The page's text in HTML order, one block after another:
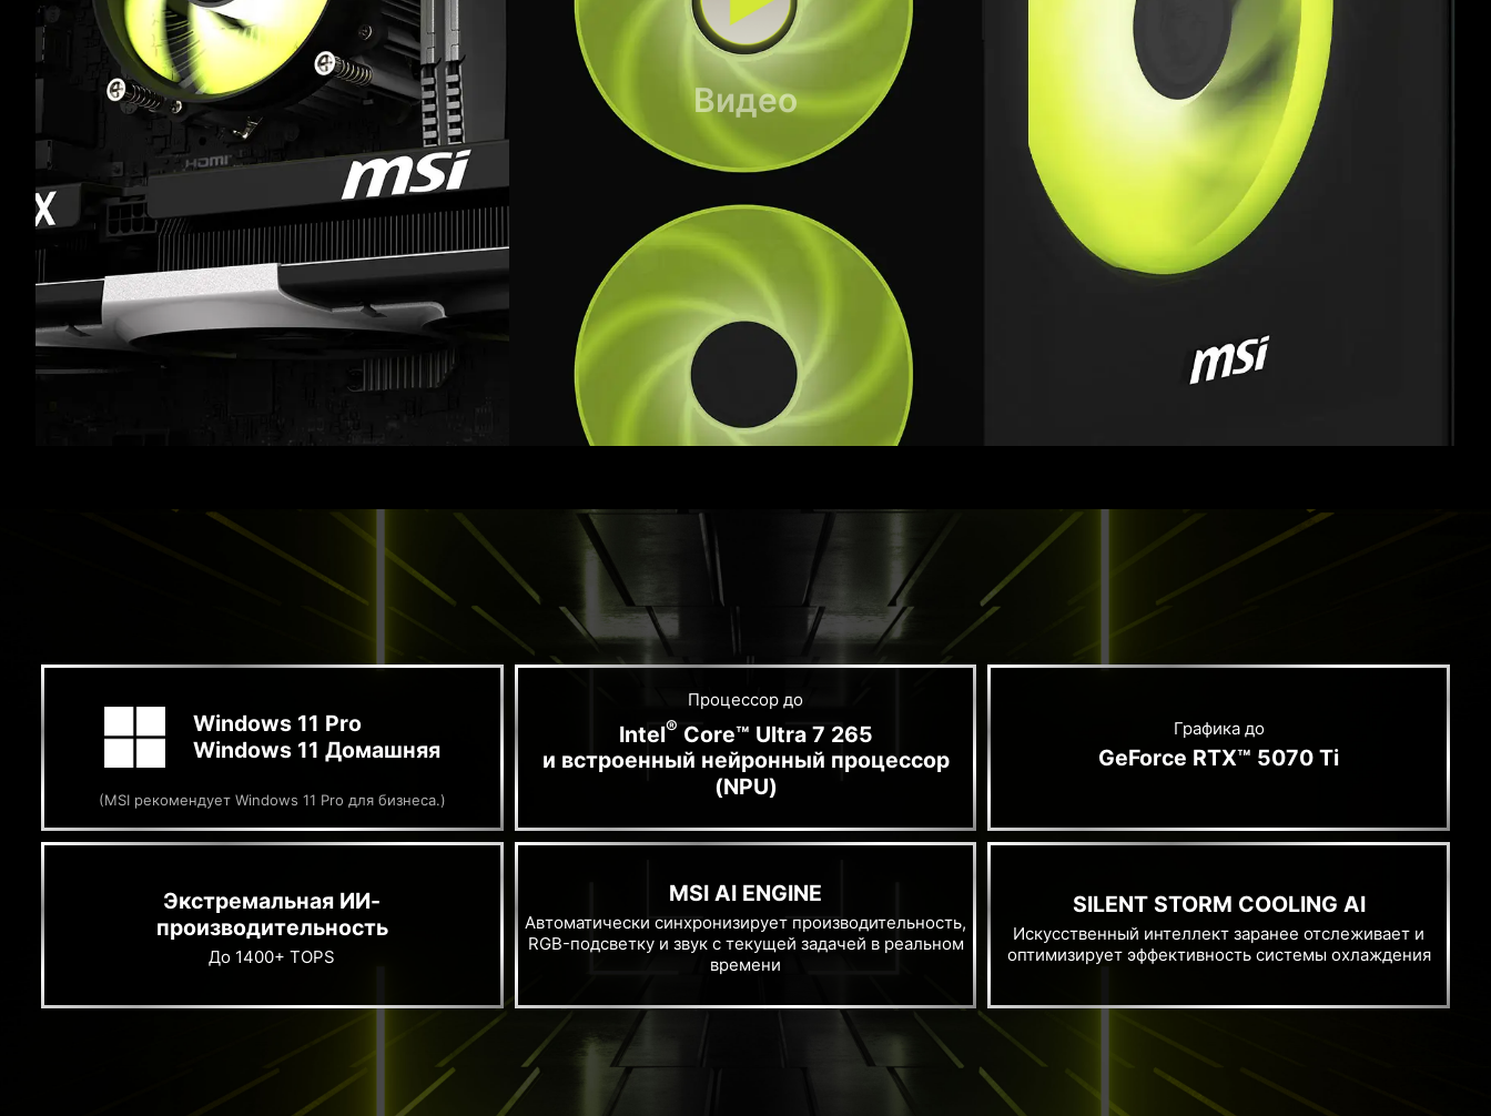
Видео
Windows 11 Pro
Windows 11 Домашняя
(MSI рекомендует Windows 11 Pro для бизнеса.)
Процессор до
Intel® Core™ Ultra 7 265
и встроенный нейронный процессор
(NPU)
Графика до
GeForce RTX™ 5070 Ti
Экстремальная ИИ-
производительность
До 1400+ TOPS
MSI AI ENGINE
Автоматически синхронизирует производительность,
RGB-подсветку и звук с текущей задачей в реальном
времени
SILENT STORM COOLING AI
Искусственный интеллект заранее отслеживает и
оптимизирует эффективность системы охлаждения